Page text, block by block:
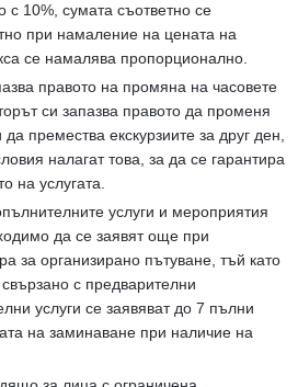
с 10%, сумата съответно се
при намаление на цената на
се намалява пропорционално.
правото на промяна на часовете
си запазва правото да променя
премества екскурзиите за друг ден,
налагат това, за да се гарантира
на услугата.
услуги и мероприятия
да се заявят още при
за организирано пътуване, тъй като
с предварителни
услуги се заявяват до 7 пълни
на заминаване при наличие на